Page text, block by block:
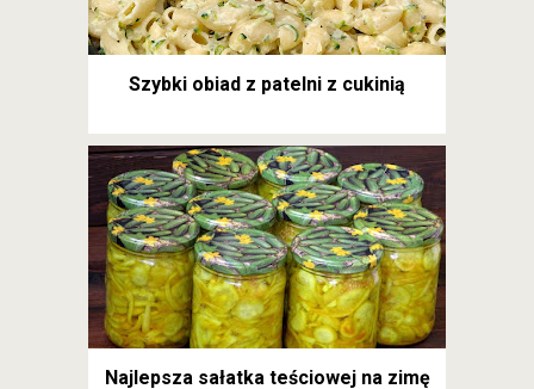
Szybki obiad z patelni z cukinią
Najlepsza sałatka teściowej na zimę